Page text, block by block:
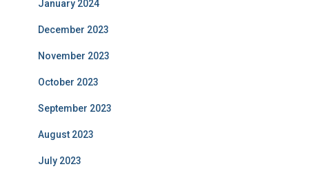
January 2024
December 2023
November 2023
October 2023
September 2023
August 2023
July 2023